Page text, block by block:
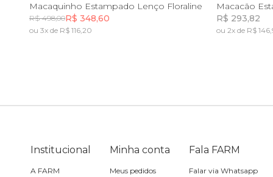
Sling
PP P GG
Macaquinho Estampado Lenço Floraline
R$ 498,00R$ 348,60
ou 3x de R$ 116,20
Macacão
R$ 293,82
ou 2x de R$
Institucional
A FARM
Minha conta
Meus pedidos
Fala FARM
Falar via Whatsapp